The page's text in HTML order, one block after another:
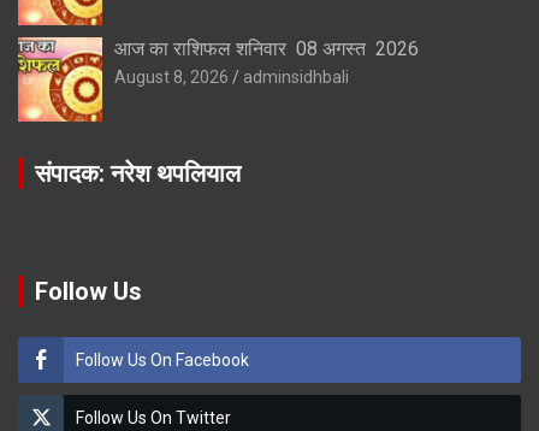
आज का राशिफल शनिवार 08 अगस्त 2026
August 8, 2026 adminsidhbali
संपादक: नरेश थपलियाल
Follow Us
Follow Us On Facebook
Follow Us On Twitter